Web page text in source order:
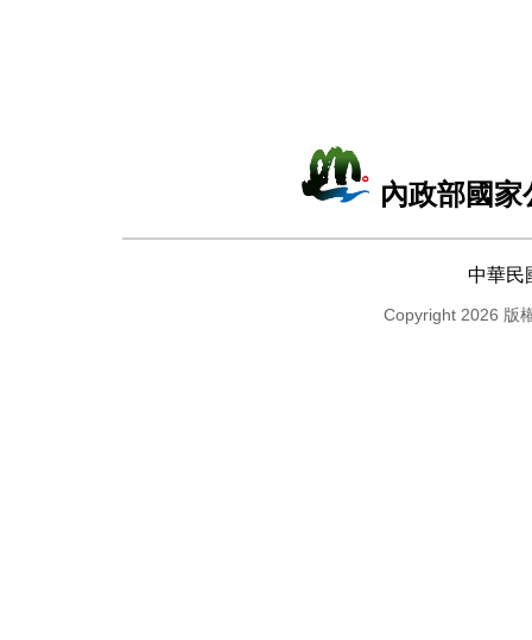
內政部國
中華民
Copyright 2026 版